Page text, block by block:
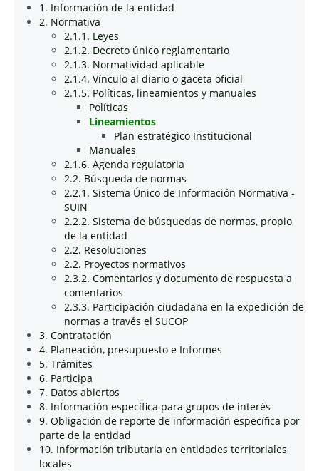
1. Información de la entidad
2. Normativa
2.1.1. Leyes
2.1.2. Decreto único reglamentario
2.1.3. Normatividad aplicable
2.1.4. Vínculo al diario o gaceta oficial
2.1.5. Políticas, lineamientos y manuales
Políticas
Lineamientos
Plan estratégico Institucional
Manuales
2.1.6. Agenda regulatoria
2.2. Búsqueda de normas
2.2.1. Sistema Único de Información Normativa -
SUIN
2.2.2. Sistema de búsquedas de normas, propio
de la entidad
2.2. Resoluciones
2.2. Proyectos normativos
2.3.2. Comentarios y documento de respuesta a
comentarios
2.3.3. Participación ciudadana en la expedición de
normas a través el SUCOP
3. Contratación
4. Planeación, presupuesto e Informes
5. Trámites
6. Participa
7. Datos abiertos
8. Información específica para grupos de interés
9. Obligación de reporte de información específica por
parte de la entidad
10. Información tributaria en entidades territoriales
locales